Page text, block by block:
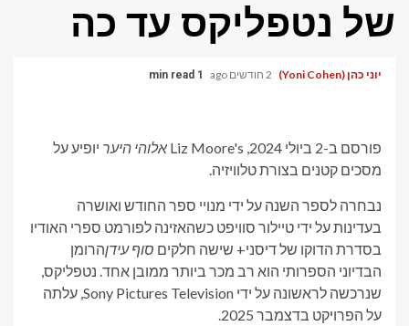
של נטפליקס עד כה
יוני כהן (Yoni Cohen) 2 חודשים ago 1 min read
פורסם ב-2 ביולי 2024, Liz Moore's אלוהי היער יופיע על
מסכים קטנים בצורת טלוויזיה.
נבחרה לספר השנה על ידי מנויי ספר החודש ואושרה
בעדינות על ידי טיילור סוויפט כשהאזינה לפורמט ספרי האודיו
בסדרת הדוקו של דיסני+ שישה חלקים סוף עידןהרומן
הבדיוני הספרותי הוא רב מכר ביותר ממובן אחד. נטפליקס,
שנרכשה לראשונה על ידי Sony Pictures Television, עלתה
על הפרויקט בדצמבר 2025.